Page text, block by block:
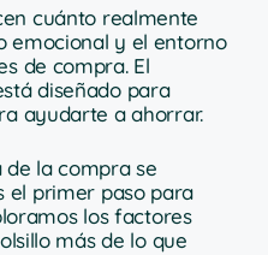
cuánto realmente
emocional y el entorno
de compra. El
diseñado para
ayudarte a ahorrar.
la compra se
el primer paso para
los factores
más de lo que